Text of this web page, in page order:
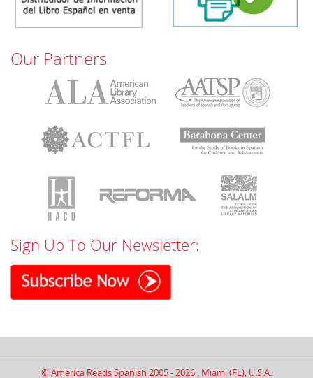
Our Partners
Sign Up To Our Newsletter:
© America Reads Spanish 2005 - 2026 . Miami (FL), U.S.A.